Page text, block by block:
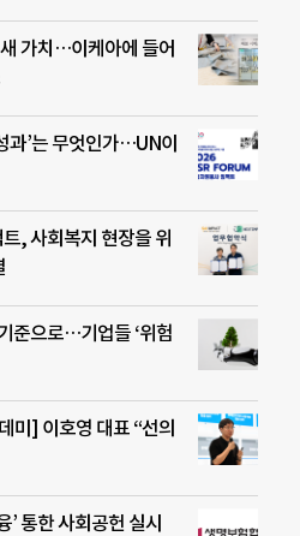
가치…이케아에 들어
과’는 무엇인가…UN이
, 사회복지 현장을 위
준으로…기업들 ‘위험
미] 이호영 대표 “선의
’ 통한 사회공헌 실시